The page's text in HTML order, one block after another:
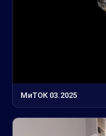
МиТОК 03.2025